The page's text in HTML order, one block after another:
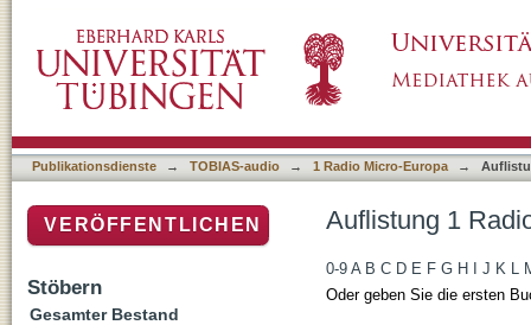
Publikationsdienste → TOBIAS-audio → 1 Radio Micro-Europa →
Auflistung 1
0-9 A B C D E F G H J K L
Oder geben Sie die ersten
VERÖFFENTLICHEN
Stöbern
Gesamter Bestand